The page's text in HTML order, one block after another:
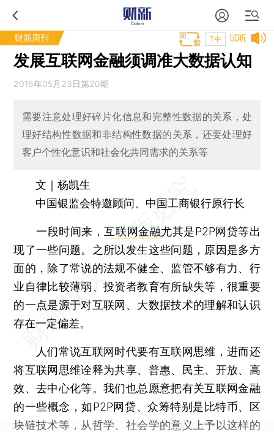
财新周刊 试听
T中
发展互联网金融须调准大数据认知
2016年05月23日第20期
需要注意处理好碎片化信息和完整性数据的关系，处
理好结构性数据和非结构性数据的关系，还要处理好
客户个性化意识和社会化共同需求的关系等
文｜杨凯生
中国银监会特邀顾问、中国工商银行原行长
一段时间来，互联网金融尤其是P2P网贷等出
现了一些问题。之所以发生这些问题，原因是多方
面的，除了常说的法规不健全、监管不够有力、行
业自律比较薄弱、投资者教育有所缺失等，很重要
的一点是源于对互联网、大数据技术的理解和认识
存在一定偏差。
人们常说互联网时代要有互联网思维，进而还
将互联网思维诠释为共享、普惠、民主、开放、高
效、去中心化等。我们也总愿意把有关互联网金融
的一些概念，如P2P网贷、众筹特别是比特币、区
块链技术等，从哲学、社会学的意义上予以这样的